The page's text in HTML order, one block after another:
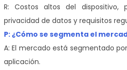
R: Costos altos del dispositivo,
privacidad de datos y requisitos
P: ¿Cómo se segmenta el
A: El mercado está segmentado
aplicación.